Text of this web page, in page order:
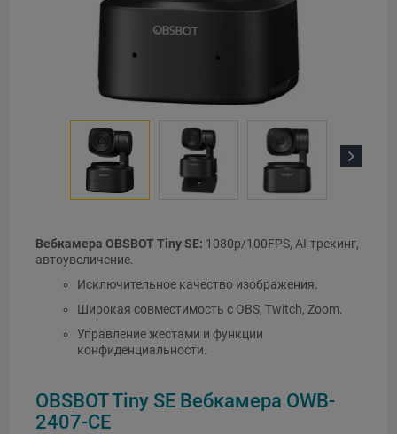
Вебкамера OBSBOT Tiny SE: 1080p/100FPS, AI-трекинг,
автоувеличение.
Исключительное качество изображения.
Широкая совместимость с OBS, Twitch, Zoom.
Управление жестами и функции
конфиденциальности.
OBSBOT Tiny SE Вебкамера OWB-
2407-CE